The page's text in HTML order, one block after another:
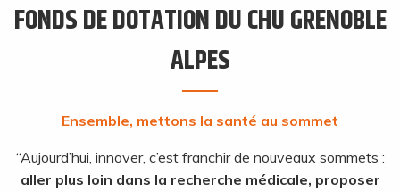
FONDS DE DOTATION DU CHU GRENOBLE
ALPES
Ensemble, mettons la santé au sommet
“Aujourd’hui, innover, c’est franchir de nouveaux sommets :
aller plus loin dans la recherche médicale, proposer